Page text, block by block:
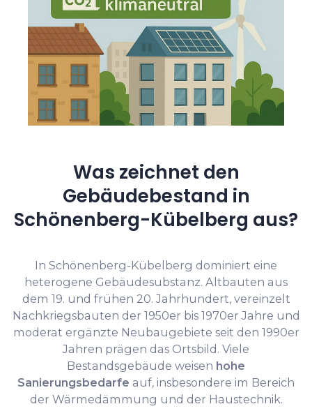
Was zeichnet den
Gebäudebestand in
Schönenberg-Kübelberg aus?
In Schönenberg-Kübelberg dominiert eine
heterogene Gebäudesubstanz. Altbauten aus
dem 19. und frühen 20. Jahrhundert, vereinzelt
Nachkriegsbauten der 1950er bis 1970er Jahre und
moderat ergänzte Neubaugebiete seit den 1990er
Jahren prägen das Ortsbild. Viele
Bestandsgebäude weisen hohe
Sanierungsbedarfe auf, insbesondere im Bereich
der Wärmedämmung und der Haustechnik.